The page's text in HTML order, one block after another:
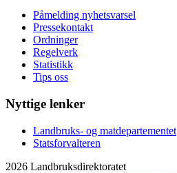
Påmelding nyhetsvarsel
Pressekontakt
Ordninger
Regelverk
Statistikk
Tips oss
Nyttige lenker
Landbruks- og matdepartementet
Statsforvalteren
2026 Landbruksdirektoratet